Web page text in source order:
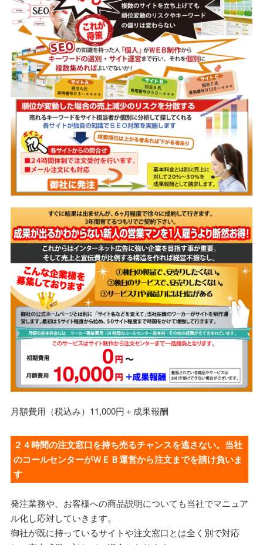
月額費用（税込み）11,000円＋成果報酬
２４時間の注文窓口を持ち売るチャンスを逃さない。当社
のコールセンターがＷＥＢ運営から注文までを請け負いま
す
発注業務や、お客様への商品説明についても当社でマニュア
ル化し応対していきます。
御社が既に持っているサイトや注文窓口とは全く別で対応